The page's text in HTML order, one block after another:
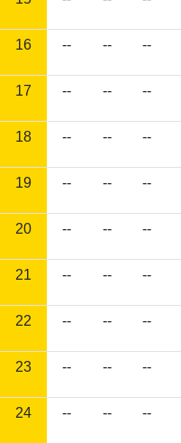
16 -- -- --
17 -- -- --
18 -- -- --
19 -- -- --
20 -- -- --
21 -- -- --
22 -- -- --
23 -- -- --
24 -- -- --